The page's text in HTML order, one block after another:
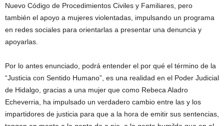
Nuevo Código de Procedimientos Civiles y Familiares, pero
también el apoyo a mujeres violentadas, impulsando un programa
en redes sociales para orientarlas a presentar una denuncia y
apoyarlas.
Por lo antes enunciado, podrá entender el por qué el término de la
“Justicia con Sentido Humano”, es una realidad en el Poder Judicial
de Hidalgo, gracias a una mujer que como Rebeca Aladro
Echeverria, ha impulsado un verdadero cambio entre las y los
impartidores de justicia para que a la hora de emitir sus sentencias,